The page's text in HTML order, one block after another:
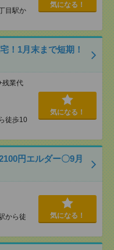
目駅か
気になる！
！1月末まで短期！
業代
徒歩10
気になる！
円エルダー〇9月
から徒
気になる！